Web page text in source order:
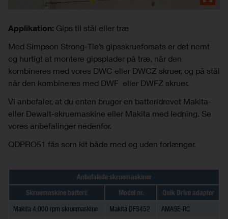
Applikation: Gips til stål eller træ
Med Simpson Strong-Tie’s gipsskrueforsats er det nemt
og hurtigt at montere gipsplader på træ, når den
kombineres med vores DWC eller DWCZ skruer, og på stål
når den kombineres med DWF eller DWFZ skruer.
Vi anbefaler, at du enten bruger en batteridrevet Makita-
eller Dewalt-skruemaskine eller Makita med ledning. Se
vores anbefalinger nedenfor.
QDPRO51 fås som kit både med og uden forlænger.
Anbefalede skruemaskiner
Skruemaskine batteri:
Model nr. Quik Drive adapter
Makita 4,000 rpm skruemaskine Makita DFS452
AMA9E-RC